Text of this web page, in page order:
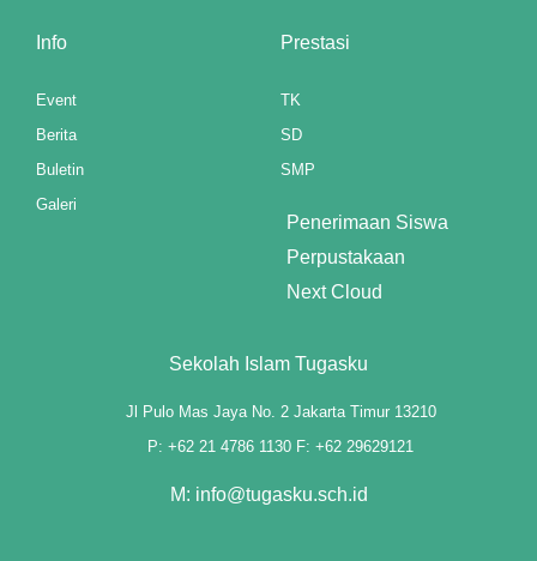
Info
Event
Berita
Buletin
Galeri
Prestasi
TK
SD
SMP
Penerimaan Siswa
Perpustakaan
Next Cloud
Sekolah Islam Tugasku
Jl Pulo Mas Jaya No. 2 Jakarta Timur 13210
P: +62 21 4786 1130 F: +62 29629121
M: info@tugasku.sch.id